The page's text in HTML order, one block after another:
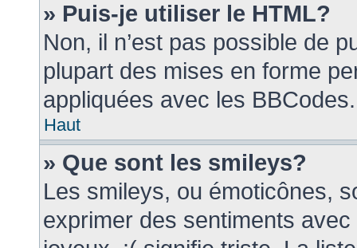
» Puis-je utiliser le HTML?
Non, il n’est pas possible de
plupart des mises en forme
appliquées avec les BBCodes.
Haut
» Que sont les smileys?
Les smileys, ou émoticônes,
exprimer des sentiments